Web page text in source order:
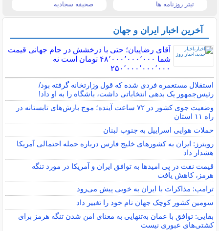
تیتر روزنامه ها صحیفه سجادیه
آخرین اخبار ایران و جهان
آقای رضاییان؛ حتی با درخشش در جام جهانی قیمت
شما ۴۸٬۰۰۰٬۰۰۰٬۰۰۰ تومان است نه
۲۵۰٬۰۰۰٬۰۰۰٬۰۰۰
استقلال مستعمره فردی شده که قول وزارتخانه گرفته بود/
رئیس‌جمهور یک بدهی انتخاباتی داشت، باشگاه را به او داد!
وضعیت جوی کشور در ۷۲ ساعت آینده؛ موج بارش‌های تابستانه در
راه ۱۱ استان
حملات هوایی اسراییل به جنوب لبنان
رویترز: ایران به کشورهای خلیج فارس درباره حمله احتمالی آمریکا
هشدار داد
قیمت نفت در پی امیدها به توافق ایران و آمریکا در مورد تنگه
هرمز، کاهش یافت
ترامپ: مذاکرات با ایران به خوبی پیش می‌رود
سومین کشور کوچک جهان نام خود را تغییر داد
بقایی: توافق با عمان به‌تنهایی به معنای امن شدن تنگه هرمز برای
کشتی‌های عبوری نیست